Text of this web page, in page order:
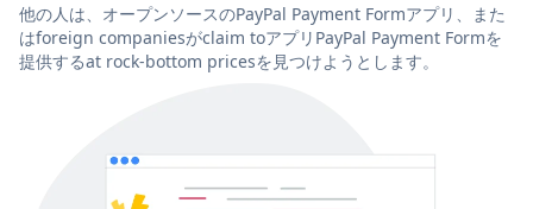
他の人は、オープンソースのPayPal Payment Formアプリ、また
はforeign companiesがclaim toアプリPayPal Payment Formを
提供するat rock-bottom pricesを見つけようとします。